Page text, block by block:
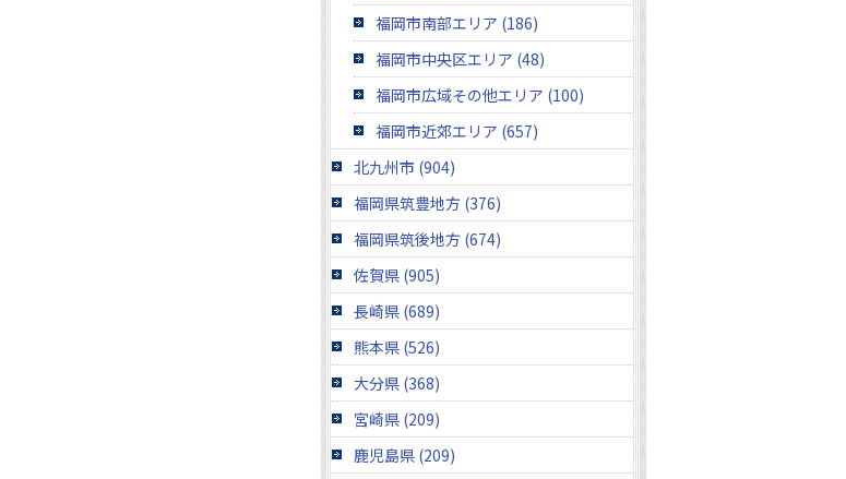
福岡市南部エリア (186)
福岡市中央区エリア (48)
福岡市広域その他エリア (100)
福岡市近郊エリア (657)
北九州市 (904)
福岡県筑豊地方 (376)
福岡県筑後地方 (674)
佐賀県 (905)
長崎県 (689)
熊本県 (526)
大分県 (368)
宮崎県 (209)
鹿児島県 (209)